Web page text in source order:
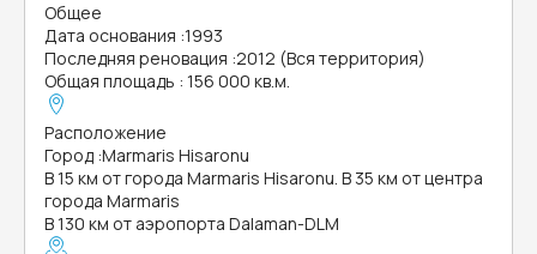
Общее
Дата основания :1993
Последняя реновация :2012 (Вся территория)
Общая площадь : 156 000 кв.м.
Расположение
Город :Marmaris Hisaronu
В 15 км от города Marmaris Hisaronu. В 35 км от центра
города Marmaris
В 130 км от аэропорта Dalaman-DLM